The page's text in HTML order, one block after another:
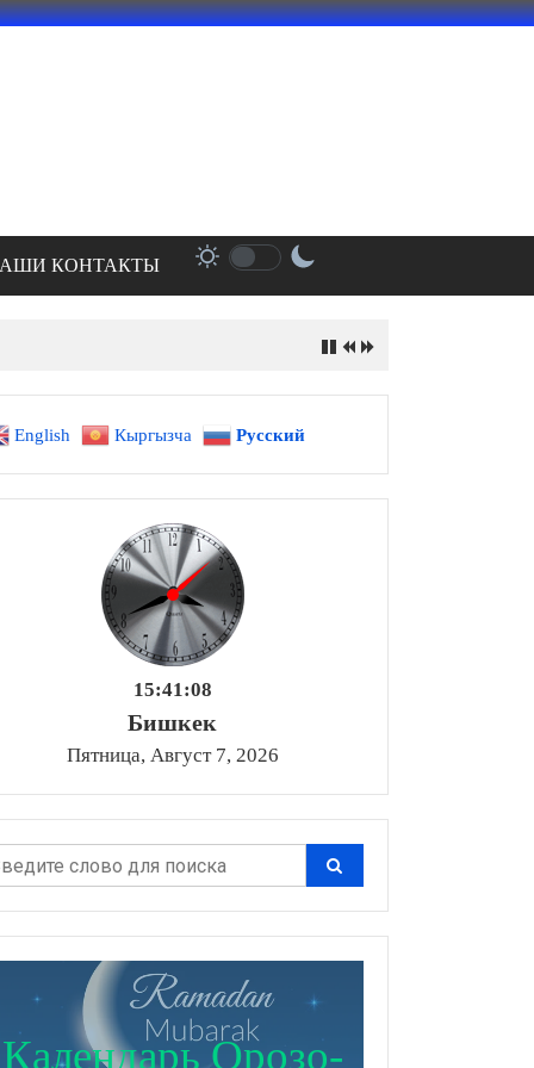
КОНТАКТЫ
English Кыргызча Русский
15:41:09
Бишкек
Пятница, Август 7, 2026
Календарь Орозо-